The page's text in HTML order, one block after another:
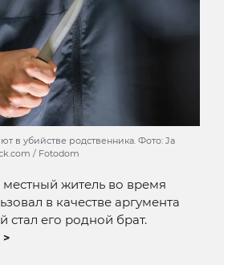
в убийстве родственника. Фото: Ja
/ Fotodom
житель во время
в качестве аргумента
стал его родной брат.
>